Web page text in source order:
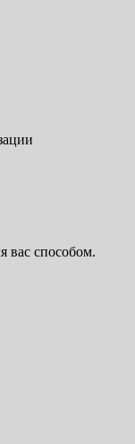
вас способом.